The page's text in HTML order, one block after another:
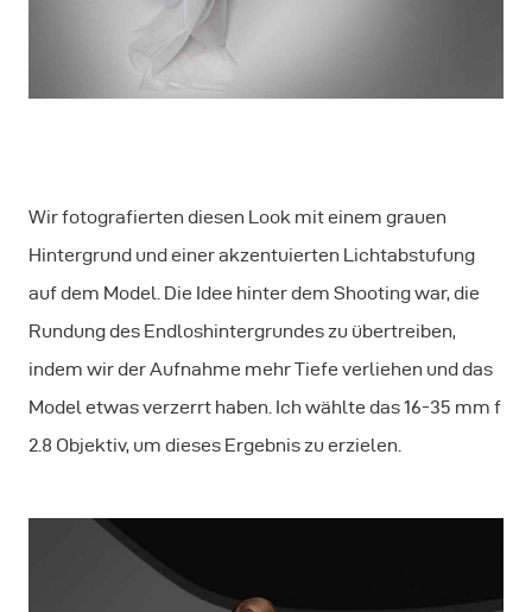
Wir fotografierten diesen Look mit einem grauen
Hintergrund und einer akzentuierten Lichtabstufung
auf dem Model. Die Idee hinter dem Shooting war, die
Rundung des Endloshintergrundes zu übertreiben,
indem wir der Aufnahme mehr Tiefe verliehen und das
Model etwas verzerrt haben. Ich wählte das 16-35 mm f
2.8 Objektiv, um dieses Ergebnis zu erzielen.